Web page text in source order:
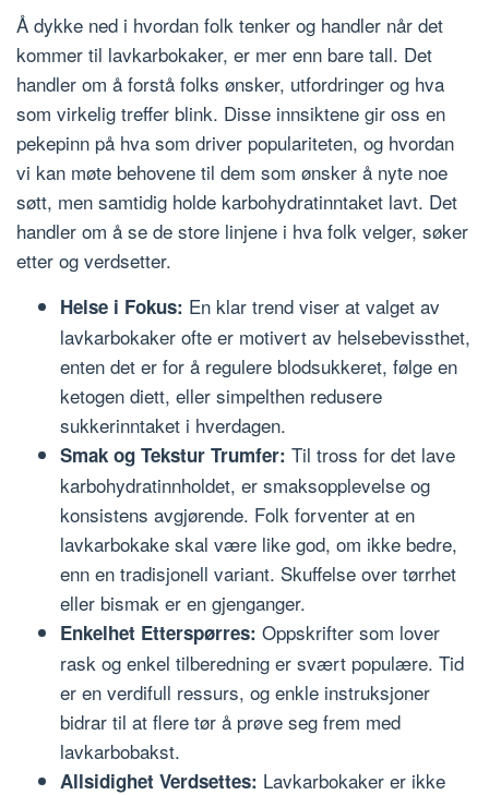
Å dykke ned i hvordan folk tenker og handler når det
kommer til lavkarbokaker, er mer enn bare tall. Det
handler om å forstå folks ønsker, utfordringer og hva
som virkelig treffer blink. Disse innsiktene gir oss en
pekepinn på hva som driver populariteten, og hvordan
vi kan møte behovene til dem som ønsker å nyte noe
søtt, men samtidig holde karbohydratinntaket lavt. Det
handler om å se de store linjene i hva folk velger, søker
etter og verdsetter.
Helse i Fokus: En klar trend viser at valget av
lavkarbokaker ofte er motivert av helsebevissthet,
enten det er for å regulere blodsukkeret, følge en
ketogen diett, eller simpelthen redusere
sukkerinntaket i hverdagen.
Smak og Tekstur Trumfer: Til tross for det lave
karbohydratinnholdet, er smaksopplevelse og
konsistens avgjørende. Folk forventer at en
lavkarbokake skal være like god, om ikke bedre,
enn en tradisjonell variant. Skuffelse over tørrhet
eller bismak er en gjenganger.
Enkelhet Etterspørres: Oppskrifter som lover
rask og enkel tilberedning er svært populære. Tid
er en verdifull ressurs, og enkle instruksjoner
bidrar til at flere tør å prøve seg frem med
lavkarbobakst.
Allsidighet Verdsettes: Lavkarbokaker er ikke